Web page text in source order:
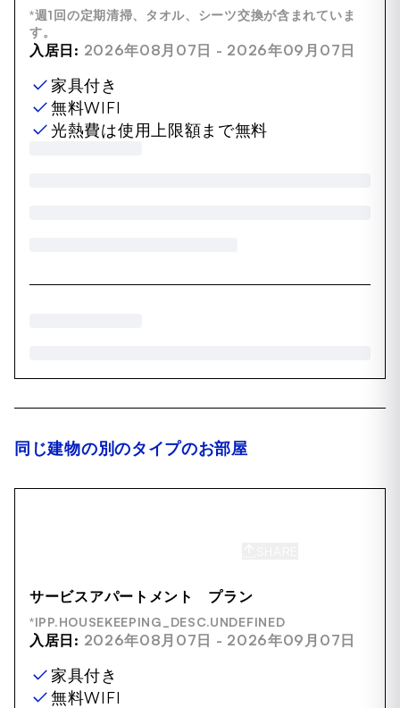
*週1回の定期清掃、タオル、シーツ交換が含まれていま
す。
入居日: 2026年08月07日 - 2026年09月07日
家具付き
無料WIFI
光熱費は使用上限額まで無料
同じ建物の別のタイプのお部屋
サービスアパートメント プラン
*IPP.HOUSEKEEPING_DESC.UNDEFINED
入居日: 2026年08月07日 - 2026年09月07日
家具付き
無料WIFI